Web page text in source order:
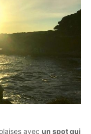
avec un spot qui